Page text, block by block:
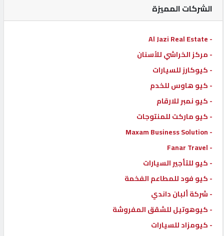
الدليل
القطري
POWERED
QHOST
الشركات المميزة
- Al Jazi Real Estate
- مركز الخراشي للأسنان
- كيوكارز للسيارات
- كيو هاوس للخدم
- كيو نمبر للارقام
- كيو ماركت للمنتوجات
- Maxam Business Solution
- Fanar Travel
- كيو للتأجير السيارات
- كيو فود للمطاعم الفخمة
- شركة ألبان داندي
- كيوهوتيل للشقق المفروشة
- كيومزاد للسيارات